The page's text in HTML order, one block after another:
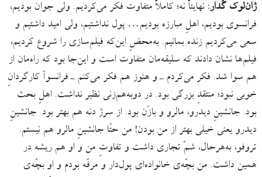
ژان‌لوک گُدار: نهایتاً نه؛ کاملاً متفاوت فکر می‌کردیم. ولی جوان بودیم،
فرانسوی بودیم، اهلِ مبارزه بودیم… پول نداشتیم، ولی امید داشتیم و
سعی می‌کردیم زنده بمانیم. به‌محضِ این‌که فیلم‌سازی را شروع کردیم،
فیلم‌ها نشان دادند که سلیقه‌مان متفاوت است و این‌جا بود که راه‌مان از
هم سوا شد. فکر می‌کردم ـ و هنوز هم فکر می‌کنم ـ فرانسوآ کارگردانِ
خوبی نبود؛ منتقدِ بزرگی بود. در دوبه‌هم‌زنی نظیر نداشت. اهلِ بحث
بود. جانشینِ دیدرو، مالرو و بازَن بود. از سرژ دنه هم بهتر بود. جانشینِ
دیدرو یعنی خیلی بهتر از من بودن! من حتّا جانشینِ مالرو هم نیستم.
تروفو، به‌هرحال، شمّ تجاری داشت و تفاوتِ من و او هم ریشه در
همین داشت. من بچّه‌ی خانواده‌ای پول‌دار و مرفّه بودم و او بچّه‌ی